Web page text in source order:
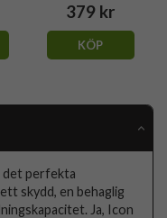
379 kr
KÖP
det perfekta
skydd, en behaglig
Ja, Icon